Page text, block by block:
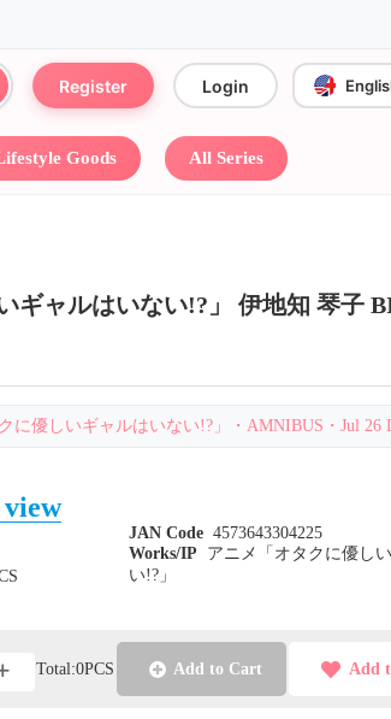
Register Login
Goods All Series
ギャルはいない!?」 伊地知 琴子
に優しいギャルはいない!?」・AMNIBUS・Jul 26
JAN Code 4573643304225
Works/IP
アニメ「オタクに優し
い!?」
Total:0PCS Add to Cart Add